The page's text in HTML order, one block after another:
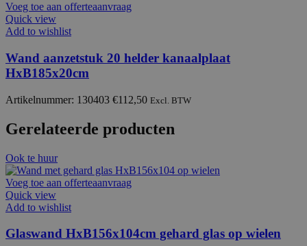
Voeg toe aan offerteaanvraag
Quick view
Add to wishlist
Wand aanzetstuk 20 helder kanaalplaat
HxB185x20cm
Artikelnummer: 130403 €112,50 Excl. BTW
Gerelateerde producten
Ook te huur
Voeg toe aan offerteaanvraag
Quick view
Add to wishlist
Glaswand HxB156x104cm gehard glas op wielen